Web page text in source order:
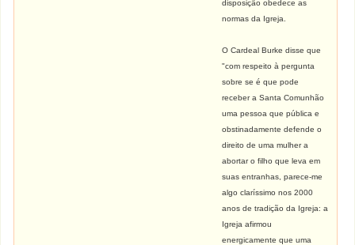
disposição obedece as
normas da Igreja.
O Cardeal Burke disse que
"com respeito à pergunta
sobre se é que pode
receber a Santa Comunhão
uma pessoa que pública e
obstinadamente defende o
direito de uma mulher a
abortar o filho que leva em
suas entranhas, parece-me
algo claríssimo nos 2000
anos de tradição da Igreja: a
Igreja afirmou
energicamente que uma